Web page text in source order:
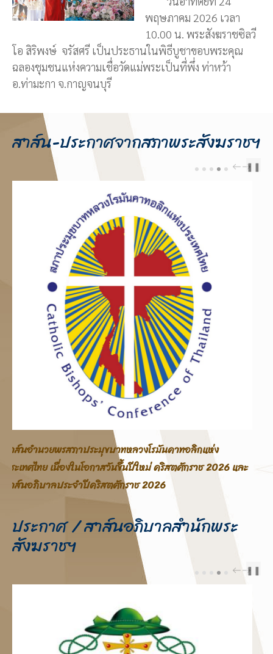
พฤษภาคม 2026 เวลา
10.00 น. พระสังฆราชซิลวี
โอ สิริพงษ์ จรัสศรี เป็นประธานในพิธีบูชาขอบพระคุณ
ฉลองชุมชนแห่งความเชื่อวัดแม่พระเป็นที่พึ่ง ท่าหว้า
อ.ท่ามะกา จ.กาญจนบุรี
สาส์น-ประกาศจากสภาพระสังฆราชฯ
PREVNEXT
❚❚
สาส์นอภิบาลสภาประมุขบาทหลวงโรมันคาทอลิกแห่ง
ประเทศไทย โอกาสสมโภชพระคริสตสมภพ คริสตศักราช 2025
ประกาศ / สาส์นอภิบาลสำนักพระ
สังฆราชฯ
PREV
NEXT
❚❚